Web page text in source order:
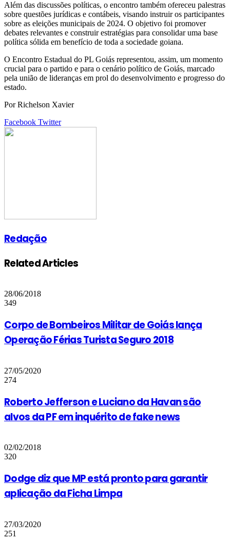
Além das discussões políticas, o encontro também ofereceu palestras
sobre questões jurídicas e contábeis, visando instruir os participantes
sobre as eleições municipais de 2024. O objetivo foi promover
debates relevantes e construir estratégias para consolidar uma base
política sólida em benefício de toda a sociedade goiana.
O Encontro Estadual do PL Goiás representou, assim, um momento
crucial para o partido e para o cenário político de Goiás, marcado
pela união de lideranças em prol do desenvolvimento e progresso do
estado.
Por Richelson Xavier
Facebook TwitterGoogle+
LinkedIn
StumbleUpon
Tumblr
Pinterest
Reddit
VKontakte
Share
Print
Redação
Related Articles
28/06/2018
349
Corpo de Bombeiros Militar de Goiás lança
Operação Férias Turista Seguro 2018
27/05/2020
274
Roberto Jefferson e Luciano da Havan são
alvos da PF em inquérito de fake news
02/02/2018
320
Dodge diz que MP está pronto para garantir
aplicação da Ficha Limpa
27/03/2020
251